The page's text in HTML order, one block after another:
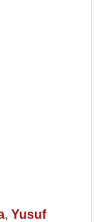
, Yusuf